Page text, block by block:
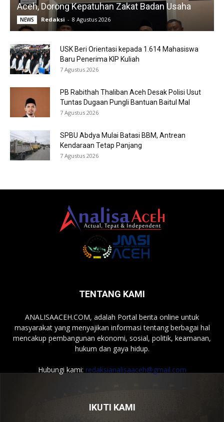
Aceh, Dorong Kepatuhan Zakat Badan Usaha
NEWS Redaksi - 8 Agustus 2026
USK Beri Orientasi kepada 1.614 Mahasiswa
Baru Penerima KIP Kuliah
7 Agustus 2026
PB Rabithah Thaliban Aceh Desak Polisi Usut
Tuntas Dugaan Pungli Bantuan Baitul Mal
7 Agustus 2026
SPBU Abdya Mulai Batasi BBM, Antrean
Kendaraan Tetap Panjang
7 Agustus 2026
TENTANG KAMI
ANALISAACEH.COM, adalah Portal berita online untuk
masyarakat yang menyajikan informasi tentang berbagai hal
mencakup pembangunan ekonomi, sosial, politik, keamanan,
hukum dan gaya hidup.
Hubungi kami: redaksianalisaaceh@gmail.com
IKUTI KAMI